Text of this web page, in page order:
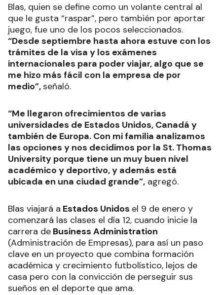
Blas, quien se define como un volante central al
que le gusta “raspar”, pero también por aportar
juego, fue uno de los pocos seleccionados.
“Desde septiembre hasta ahora estuve con los
trámites de la visa y los exámenes
internacionales para poder viajar, algo que se
me hizo más fácil con la empresa de por
medio”,señaló.
“Me llegaron ofrecimientos de varias
universidades de Estados Unidos, Canadá y
también de Europa. Con mi familia analizamos
las opciones y nos decidimos por la St. Thomas
University porque tiene un muy buen nivel
académico y deportivo, y además está
ubicada en una ciudad grande”, agregó.
Blas viajará a Estados Unidos el 9 de enero y
comenzará las clases el día 12, cuando inicie la
carrera de Business Administration
(Administración de Empresas), para así un paso
clave en un proyecto que combina formación
académica y crecimiento futbolístico, lejos de
casa pero con la convicción de perseguir sus
sueños en el deporte que ama.